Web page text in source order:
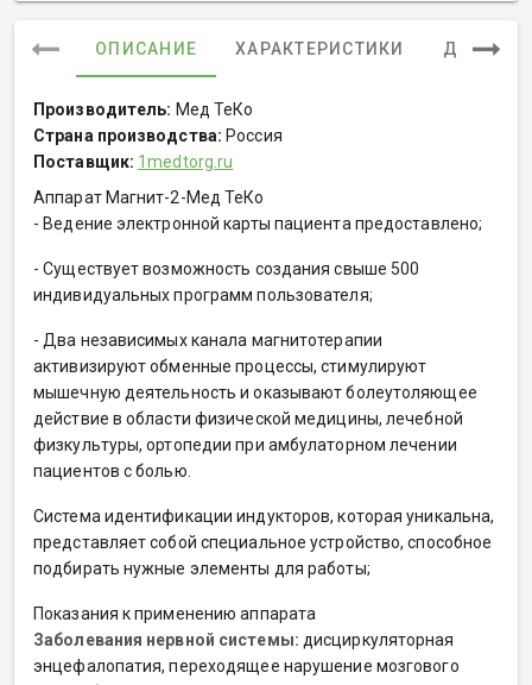
ОПИСАНИЕ ХАРАКТЕРИСТИКИ
Производитель: Мед ТеКо
Страна производства: Россия
Поставщик: 1medtorg.ru
Аппарат Магнит-2-Мед ТеКо
- Ведение электронной карты пациента предоставлено;
- Существует возможность создания свыше 500
индивидуальных программ пользователя;
- Два независимых канала магнитотерапии
активизируют обменные процессы, стимулируют
мышечную деятельность и оказывают болеутоляющее
действие в области физической медицины, лечебной
физкультуры, ортопедии при амбулаторном лечении
пациентов с болью.
Система идентификации индукторов, которая уникальна,
представляет собой специальное устройство, способное
подбирать нужные элементы для работы;
Показания к применению аппарата
Заболевания нервной системы: дисциркуляторная
энцефалопатия, переходящее нарушение мозгового